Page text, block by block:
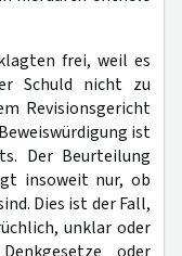
frei, weil es
Schuld nicht zu
Revisionsgericht
ist
Der Beurteilung
insoweit nur, ob
Dies ist der Fall,
unklar oder
oder